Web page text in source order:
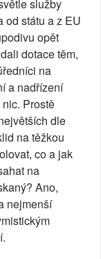
služby
od státu a z EU
opět
dotace těm,
na
a nadřízení
Prostě
dle
na těžkou
co a jak
na
Ano,
nejmenší